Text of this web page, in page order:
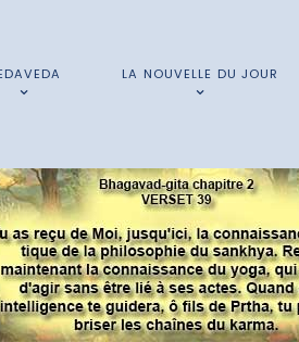
LA NOUVELLE DU JOUR